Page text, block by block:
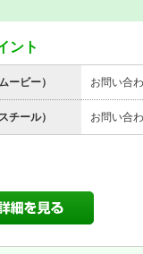
ント
ービー） お問い合
チール） お問い合